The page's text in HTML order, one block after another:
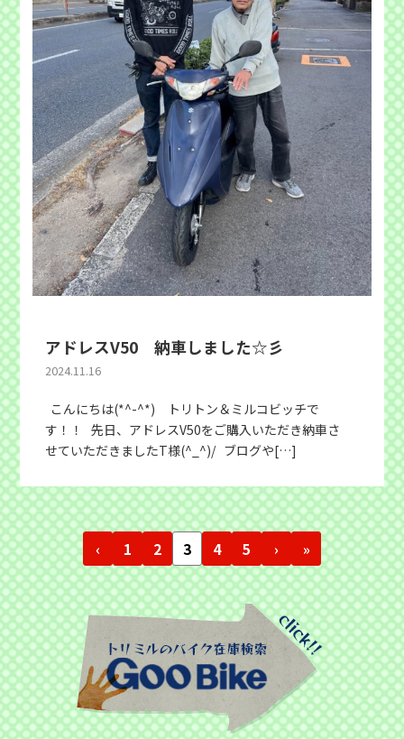
アドレスV50 納車しました☆彡
2024.11.16
こんにちは(*^-^*) トリトン＆ミルコビッチで
す！！ 先日、アドレスV50をご購入いただき納車さ
せていただきましたT様(^_^)/ ブログや[…]
‹ 1 2 3 4 5 › »